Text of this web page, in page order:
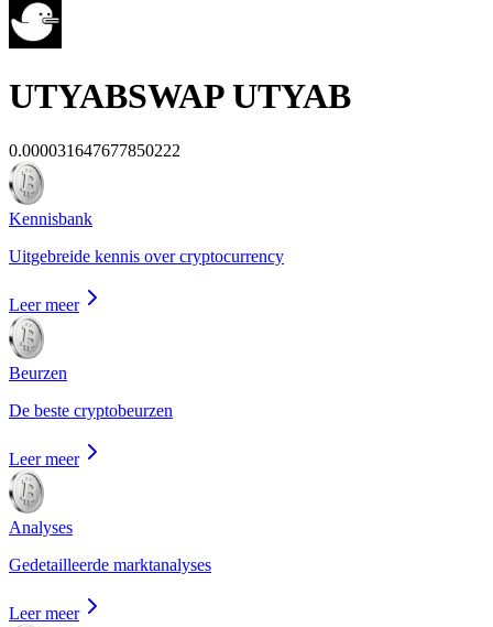
UTYABSWAP UTYAB
0.000031647677850222
Kennisbank
Uitgebreide kennis over cryptocurrency
Leer meer
Beurzen
De beste cryptobeurzen
Leer meer
Analyses
Gedetailleerde marktanalyses
Leer meer